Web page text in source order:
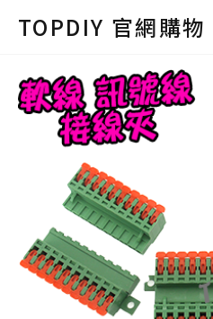
TOPDIY 官網購物